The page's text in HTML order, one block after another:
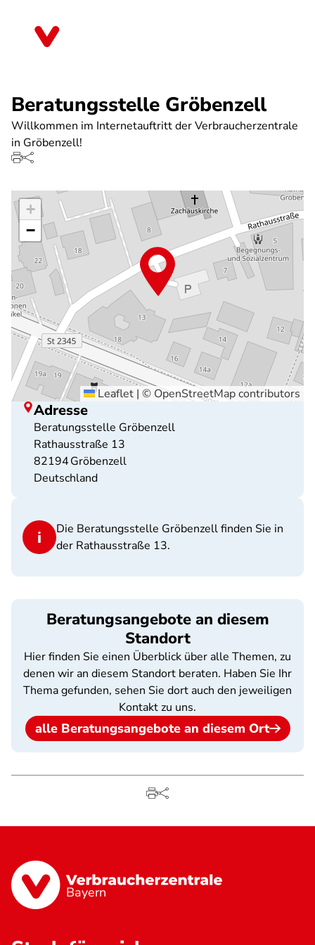
Beratungsstelle Gröbenzell
Willkommen im Internetauftritt der Verbraucherzentrale
in Gröbenzell!
+
−
Leaflet | © OpenStreetMapcontributors
Adresse
Beratungsstelle Gröbenzell
Rathausstraße 13
82194Gröbenzell
Deutschland
Die Beratungsstelle Gröbenzell finden Sie in
der Rathausstraße 13.
Beratungsangebote an diesem
Standort
Hier finden Sie einen Überblick über alle Themen, zu
denen wir an diesem Standort beraten. Haben Sie Ihr
Thema gefunden, sehen Sie dort auch den jeweiligen
Kontakt zu uns.
alle Beratungsangebote an diesem Ort
Bayern